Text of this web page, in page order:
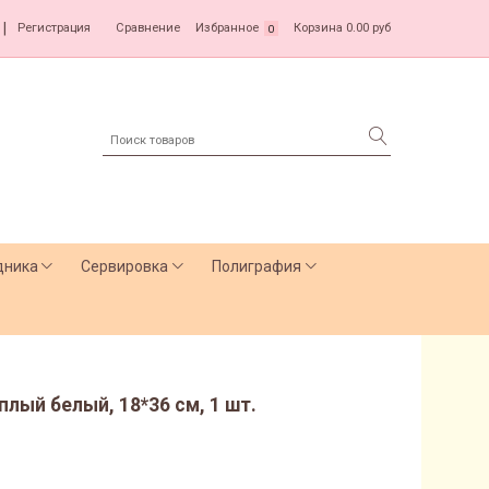
Регистрация Сравнение Избранное 0 Корзина 0.00 руб
Сервировка Полиграфия
белый, 18*36 см, 1 шт.